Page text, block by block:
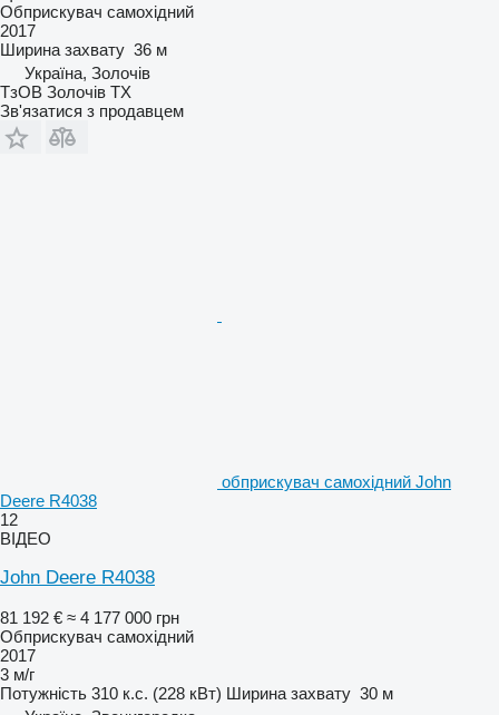
Обприскувач самохідний
2017
Ширина захвату 36 м
Україна, Золочів
ТзОВ Золочів ТХ
Зв'язатися з продавцем
обприскувач самохідний John
Deere R4038
12
ВІДЕО
John Deere R4038
81 192 € ≈ 4 177 000 грн
Обприскувач самохідний
2017
3 м/г
Потужність 310 к.с. (228 кВт) Ширина захвату 30 м